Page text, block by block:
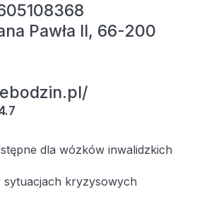
Pawła II, 66-200
dla wózków inwalidzkich
kryzysowych